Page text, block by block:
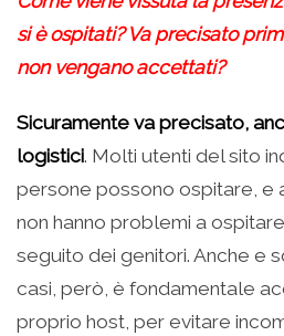
si è ospitati? Va precisato
non vengano accettati?
Sicuramente va precisato,
logistici. Molti utenti del sito
persone possono ospitare, e
non hanno problemi a
seguito dei genitori. Anche e
casi, però, è fondamentale
proprio host, per evitare